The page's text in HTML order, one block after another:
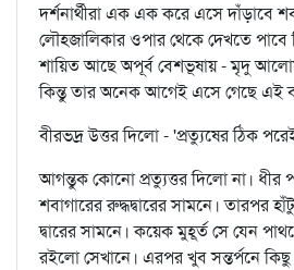
দর্শনার্থীরা এক এক করে এসে দাঁড়াবে
লৌহজালিকার ওপার থেকে দেখতে পাবে
শায়িত আছে অপূর্ব বেশভূষায় - মৃদু
কিন্তু তার অনেক আগেই এসে গেছে এই
বীরভদ্র উত্তর দিলো - 'প্রত্যুষের ঠিক
আগন্তুক কোনো প্রত্যুত্তর দিলো না। ধীর
শবাগারের রুদ্ধদ্বারের সামনে। তারপর
দ্বারের সামনে। কয়েক মুহূর্ত সে যেন
রইলো সেখানে। এরপর খুব সন্তর্পনে কিছু